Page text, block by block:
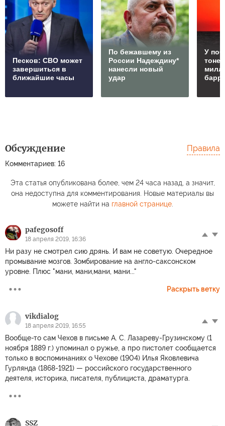
Песков: СВО может
завершиться в
ближайшие часы
По бежавшему из
России Надеждину*
нанесли новый
удар
У
Обсуждение
Комментариев: 16
Правила
Эта статья опубликована более, чем 24 часа назад, а значит,
она недоступна для комментирования. Новые материалы вы
можете найти на главной странице.
pafegosoff
18 апреля 2019, 16:36
Ни разу не смотрел сию дрянь. И вам не советую. Очередное
промывание мозгов. Зомбирование на англо-саксонском
уровне. Плюс "мани, мани,мани, мани..."
Раскрыть ветку
vikdialog
18 апреля 2019, 16:55
Вообще-то сам Чехов в письме А. С. Лазареву-Грузинскому (1
ноября 1889 г.) упоминал о ружье, а про пистолет сообщается
только в воспоминаниях о Чехове (1904) Илья Яковлевича
Гурлянда (1868-1921) — российского государственного
деятеля, историка, писателя, публициста, драматурга.
SSZ